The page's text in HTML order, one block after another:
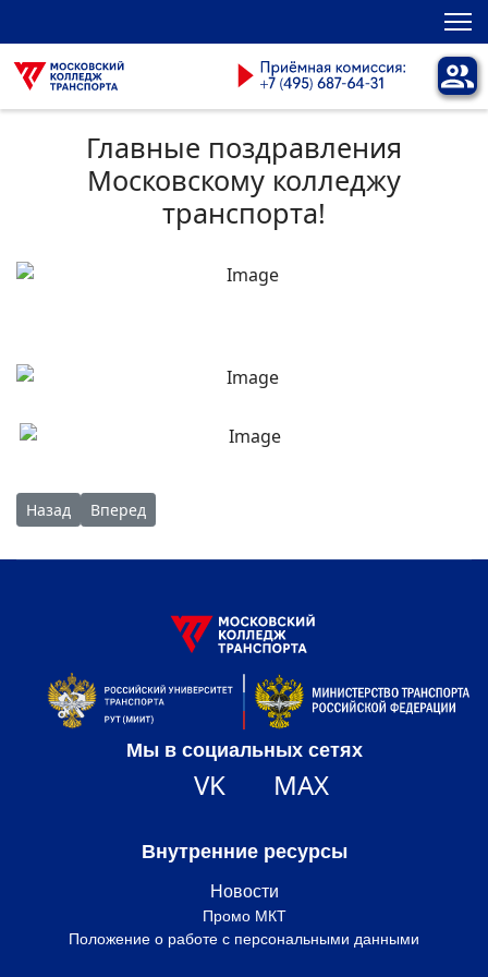
Главные поздравления
Московскому колледжу
транспорта!
Предыдущий: Встреча с руководством школы имени Ф.М.
Назад Следующий: Работникам Московского колледжа
Вперед
Мы в социальных сетях
VK MAX
Внутренние ресурсы
Новости
Промо МКТ
Положение о работе с персональными данными